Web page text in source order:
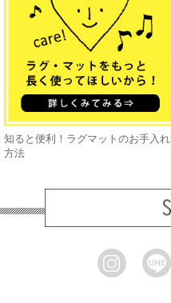
知ると便利！ラグマットのお手入れ
方法